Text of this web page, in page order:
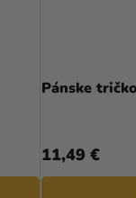
Pánske
11,49 €